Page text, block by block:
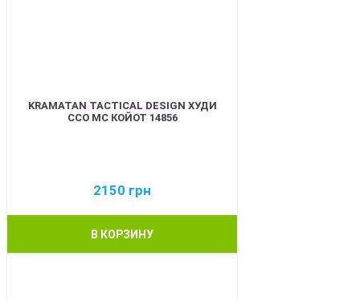
KRAMATAN TACTICAL DESIGN ХУДИ
ССО МС КОЙОТ 14856
2150 грн
В КОРЗИНУ